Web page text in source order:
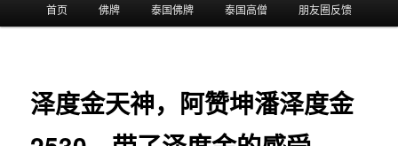
首页 佛牌 泰国佛牌 泰国高僧 朋友圈反馈
泽度金天神，阿赞坤潘泽度金